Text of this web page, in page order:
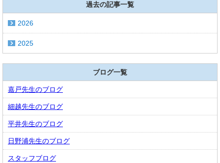
過去の記事一覧
2026
2025
ブログ一覧
嘉戸先生のブログ
細越先生のブログ
平井先生のブログ
日野浦先生のブログ
スタッフブログ